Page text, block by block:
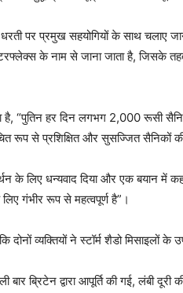
पर प्रमुख सहयोगियों के साथ चलाए
के नाम से जाना जाता है, जिसके
है, “पुतिन हर दिन लगभग 2,000 रूसी
रूप से प्रशिक्षित और सुसज्जित सैनिकों
लिए धन्यवाद दिया और एक बयान में
लिए गंभीर रूप से महत्वपूर्ण है”।
दोनों व्यक्तियों ने स्टॉर्म शैडो मिसाइलों के
ब्रिटेन द्वारा आपूर्ति की गई, लंबी